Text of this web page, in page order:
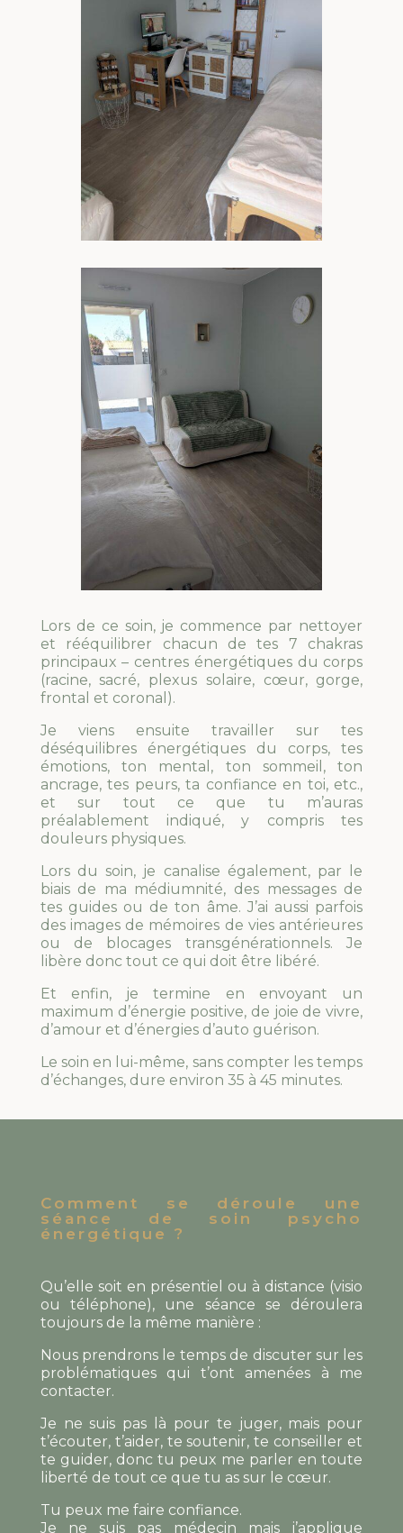
Lors de ce soin, je commence par nettoyer
et rééquilibrer chacun de tes 7 chakras
principaux – centres énergétiques du corps
(racine, sacré, plexus solaire, cœur, gorge,
frontal et coronal).
Je viens ensuite travailler sur tes
déséquilibres énergétiques du corps, tes
émotions, ton mental, ton sommeil, ton
ancrage, tes peurs, ta confiance en toi, etc.,
et sur tout ce que tu m’auras
préalablement indiqué, y compris tes
douleurs physiques.
Lors du soin, je canalise également, par le
biais de ma médiumnité, des messages de
tes guides ou de ton âme. J’ai aussi parfois
des images de mémoires de vies antérieures
ou de blocages transgénérationnels. Je
libère donc tout ce qui doit être libéré.
Et enfin, je termine en envoyant un
maximum d’énergie positive, de joie de vivre,
d’amour et d’énergies d’auto guérison.
Le soin en lui-même, sans compter les temps
d’échanges, dure environ 35 à 45 minutes.
Comment se déroule une
séance de soin psycho
énergétique ?
Qu’elle soit en présentiel ou à distance (visio
ou téléphone), une séance se déroulera
toujours de la même manière :
Nous prendrons le temps de discuter sur les
problématiques qui t’ont amenées à me
contacter.
Je ne suis pas là pour te juger, mais pour
t’écouter, t’aider, te soutenir, te conseiller et
te guider, donc tu peux me parler en toute
liberté de tout ce que tu as sur le cœur.
Tu peux me faire confiance.
Je ne suis pas médecin mais j’applique